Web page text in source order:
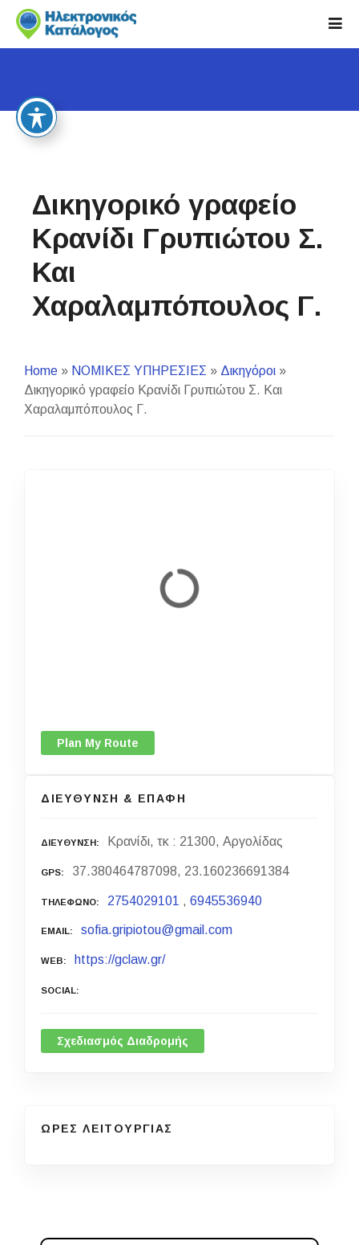
i
Δικηγορικό γραφείο
Κρανίδι Γρυπιώτου Σ.
Και
Χαραλαμπόπουλος Γ.
Home » ΝΟΜΙΚΕΣ ΥΠΗΡΕΣΙΕΣ » Δικηγόροι »
Δικηγορικό γραφείο Κρανίδι Γρυπιώτου Σ. Και
Χαραλαμπόπουλος Γ.
Plan My Route
ΔΙΕΥΘΥΝΣΗ & ΕΠΑΦΗ
ΔΙΕΥΘΥΝΣΗ Κρανίδι, τκ : 21300, Αργολίδας
GPS 37.380464787098, 23.160236691384
ΤΗΛΕΦΩΝΟ 2754029101 ,6945536940
EMAIL sofia.gripiotou@gmail.com
WEB https://gclaw.gr/
SOCIAL
Σχεδιασμός Διαδρομής
ΩΡΕΣ ΛΕΙΤΟΥΡΓΙΑΣ